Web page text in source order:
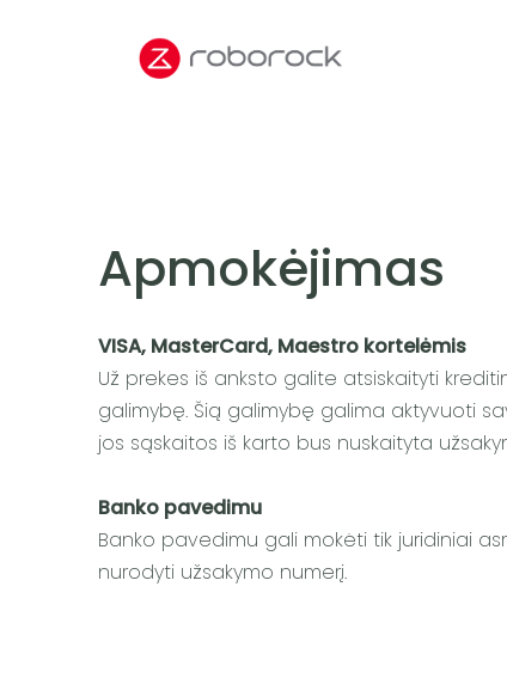
Apmokėjimas
VISA, MasterCard, Maestro kortelėmis
Už prekes iš anksto galite atsiskaityti
galimybę. Šią galimybę galima aktyvuoti
jos sąskaitos iš karto bus nuskaityta
Banko pavedimu
Banko pavedimu gali mokėti tik juridiniai
nurodyti užsakymo numerį.